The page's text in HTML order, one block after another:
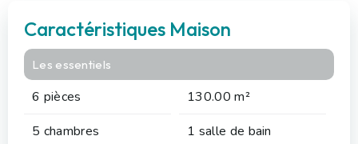
Caractéristiques Maison
Les essentiels
6 pièces
130.00 m²
5 chambres
1 salle de bain